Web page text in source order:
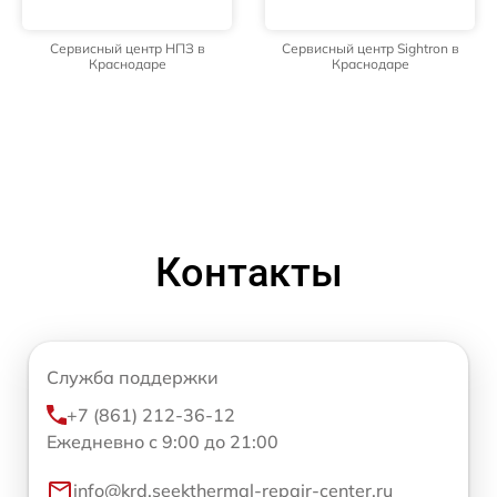
Сервисный центр НПЗ в
Краснодаре
Сервисный центр Sightron в
Краснодаре
Контакты
Служба поддержки
+7 (861) 212-36-12
Ежедневно с 9:00 до 21:00
info@krd.seekthermal-repair-center.ru